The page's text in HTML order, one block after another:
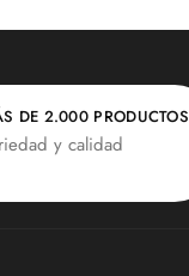
DE 2.000 PRODUCTOS
y calidad